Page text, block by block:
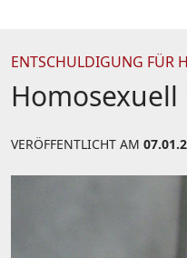
ENTSCHULDIGUNG FÜR
VERÖFFENTLICHT AM